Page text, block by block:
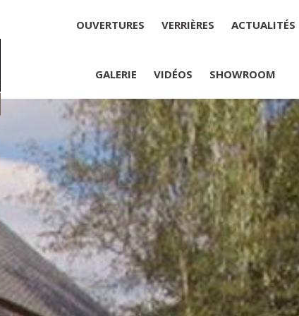
OUVERTURES VERRIÈRES ACTUALITÉS
GALERIE VIDÉOS SHOWROOM
PORT ARTHUR 56930 PLUMELIAU
exploitant du site internet : M Yannick PEURON